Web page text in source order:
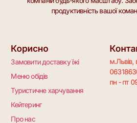
продуктивність вашої
Корисно
Замовити доставку їжі
Меню обідів
Туристичне харчування
Кейтеринг
Про нас
м.Львів,
пн - пт